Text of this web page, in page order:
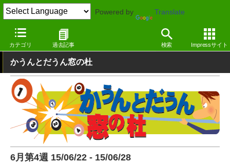
Powered by Translate
カテゴリ 過去記事 検索 Impressサイト
窓の杜 その他の話題
かうんとだうん窓の杜
6月第4週 15/06/22 - 15/06/28